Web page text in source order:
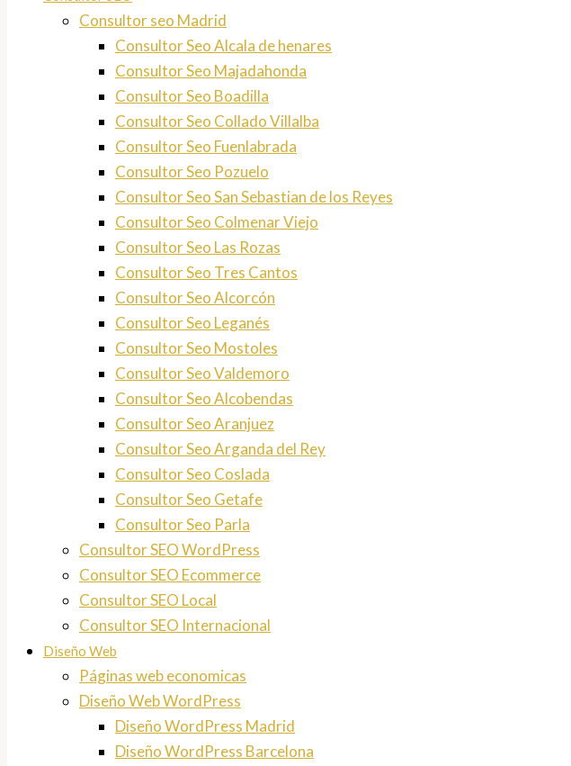
Consultor seo Madrid
Consultor Seo Alcala de henares
Consultor Seo Majadahonda
Consultor Seo Boadilla
Consultor Seo Collado Villalba
Consultor Seo Fuenlabrada
Consultor Seo Pozuelo
Consultor Seo San Sebastian de los Reyes
Consultor Seo Colmenar Viejo
Consultor Seo Las Rozas
Consultor Seo Tres Cantos
Consultor Seo Alcorcón
Consultor Seo Leganés
Consultor Seo Mostoles
Consultor Seo Valdemoro
Consultor Seo Alcobendas
Consultor Seo Aranjuez
Consultor Seo Arganda del Rey
Consultor Seo Coslada
Consultor Seo Getafe
Consultor Seo Parla
Consultor SEO WordPress
Consultor SEO Ecommerce
Consultor SEO Local
Consultor SEO Internacional
Diseño Web
Páginas web economicas
Diseño Web WordPress
Diseño WordPress Madrid
Diseño WordPress Barcelona